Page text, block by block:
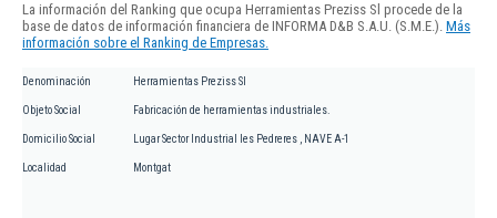
La información del Ranking que ocupa Herramientas Preziss Sl procede de la
base de datos de información financiera de INFORMA D&B S.A.U. (S.M.E.). Más
información sobre el Ranking de Empresas.
Denominación Herramientas Preziss Sl
Objeto Social Fabricación de herramientas industriales.
Domicilio Social Lugar Sector Industrial les Pedreres , NAVE A-1
Localidad Montgat